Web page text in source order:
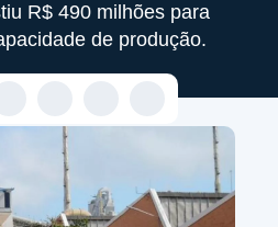
R$ 490 milhões para
de produção.